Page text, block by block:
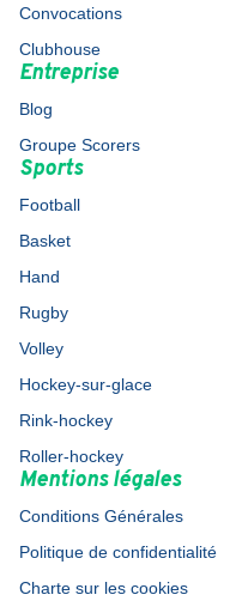
Convocations
Clubhouse
Entreprise
Blog
Groupe Scorers
Sports
Football
Basket
Hand
Rugby
Volley
Hockey-sur-glace
Rink-hockey
Roller-hockey
Mentions légales
Conditions Générales
Politique de confidentialité
Charte sur les cookies